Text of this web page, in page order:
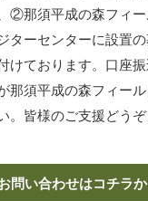
②那須平成の森フィー
ターセンターに設置
けております。口座
那須平成の森フィー
。皆様のご支援どう
問い合わせはコチラ